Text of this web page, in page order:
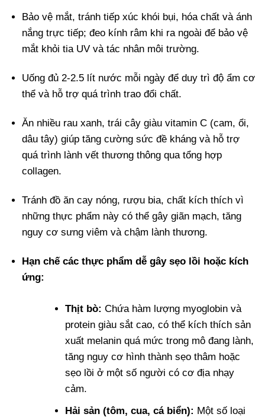
Bảo vệ mắt, tránh tiếp xúc khói bụi, hóa chất và ánh
nắng trực tiếp; đeo kính râm khi ra ngoài để bảo vệ
mắt khỏi tia UV và tác nhân môi trường.
Uống đủ 2-2.5 lít nước mỗi ngày để duy trì độ ẩm cơ
thể và hỗ trợ quá trình trao đổi chất.
Ăn nhiều rau xanh, trái cây giàu vitamin C (cam, ổi,
dâu tây) giúp tăng cường sức đề kháng và hỗ trợ
quá trình lành vết thương thông qua tổng hợp
collagen.
Tránh đồ ăn cay nóng, rượu bia, chất kích thích vì
những thực phẩm này có thể gây giãn mạch, tăng
nguy cơ sưng viêm và chậm lành thương.
Hạn chế các thực phẩm dễ gây sẹo lồi hoặc kích
ứng:
Thịt bò: Chứa hàm lượng myoglobin và
protein giàu sắt cao, có thể kích thích sản
xuất melanin quá mức trong mô đang lành,
tăng nguy cơ hình thành sẹo thâm hoặc
sẹo lồi ở một số người có cơ địa nhạy
cảm.
Hải sản (tôm, cua, cá biển): Một số loại